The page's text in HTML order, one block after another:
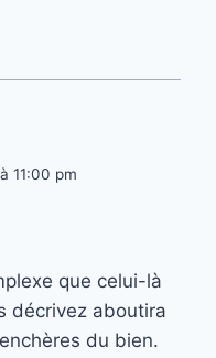
11:00 pm
que celui-là
décrivez aboutira
du bien.